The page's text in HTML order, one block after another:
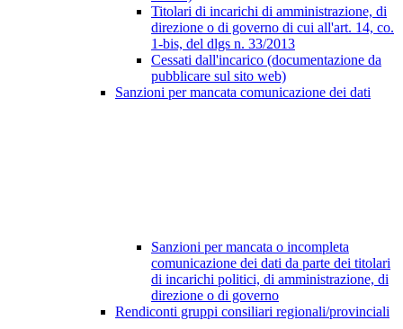
Titolari di incarichi di amministrazione, di
direzione o di governo di cui all'art. 14, co.
1-bis, del dlgs n. 33/2013
Cessati dall'incarico (documentazione da
pubblicare sul sito web)
Sanzioni per mancata comunicazione dei dati
Sanzioni per mancata o incompleta
comunicazione dei dati da parte dei titolari
di incarichi politici, di amministrazione, di
direzione o di governo
Rendiconti gruppi consiliari regionali/provinciali